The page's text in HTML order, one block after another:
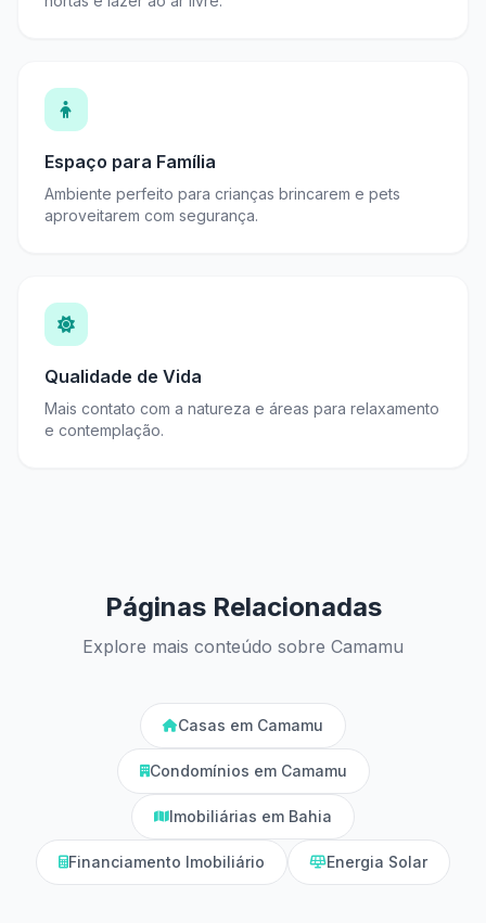
Espaço para Família
Ambiente perfeito para crianças brincarem e pets
aproveitarem com segurança.
Qualidade de Vida
Mais contato com a natureza e áreas para relaxamento
e contemplação.
Páginas Relacionadas
Explore mais conteúdo sobre Camamu
Casas em Camamu
Condomínios em Camamu
Imobiliárias em Bahia
Financiamento Imobiliário Energia Solar